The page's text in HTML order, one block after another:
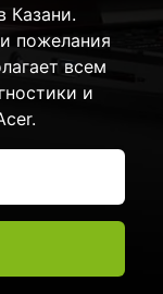
Казани.
пожелания
всем
и